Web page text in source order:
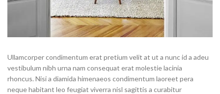
Ullamcorper condimentum erat pretium velit at ut a nunc id a adeu
vestibulum nibh urna nam consequat erat molestie lacinia
rhoncus. Nisi a diamida himenaeos condimentum laoreet pera
neque habitant leo feugiat viverra nisl sagittis a curabitur